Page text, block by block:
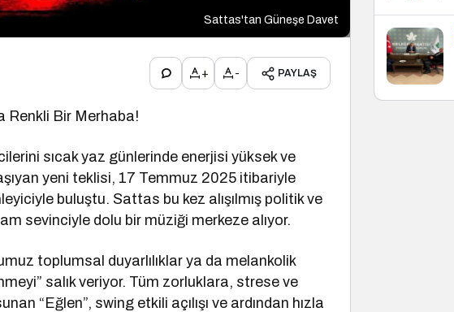
Sattas'tan Güneşe Davet
+ - PAYLAŞ
Renkli Bir Merhaba!
sıcak yaz günlerinde enerjisi yüksek ve
yeni teklisi, 17 Temmuz 2025 itibariyle
buluştu. Sattas bu kez alışılmış politik ve
sevinciyle dolu bir müziği merkeze alıyor.
toplumsal duyarlılıklar ya da melankolik
salık veriyor. Tüm zorluklara, strese ve
“Eğlen”, swing etkili açılışı ve ardından hızla